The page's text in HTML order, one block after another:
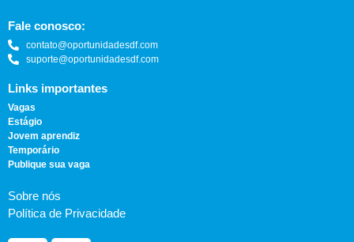
Fale conosco:
contato@oportunidadesdf.com
suporte@oportunidadesdf.com
Links importantes
Vagas
Estágio
Jovem aprendiz
Temporário
Publique sua vaga
Sobre nós
Política de Privacidade